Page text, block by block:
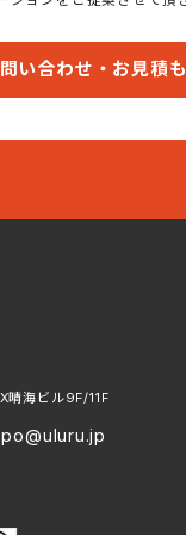
い合わせ・お見積
海ビル9F/11F